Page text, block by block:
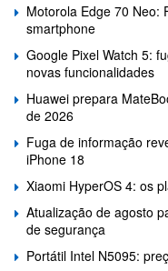
Motorola Edge 70 Neo:
smartphone
Google Pixel Watch 5:
novas funcionalidades
Huawei prepara
de 2026
Fuga de informação
iPhone 18
Xiaomi HyperOS 4: os
Atualização de agosto
de segurança
Portátil Intel N5095: